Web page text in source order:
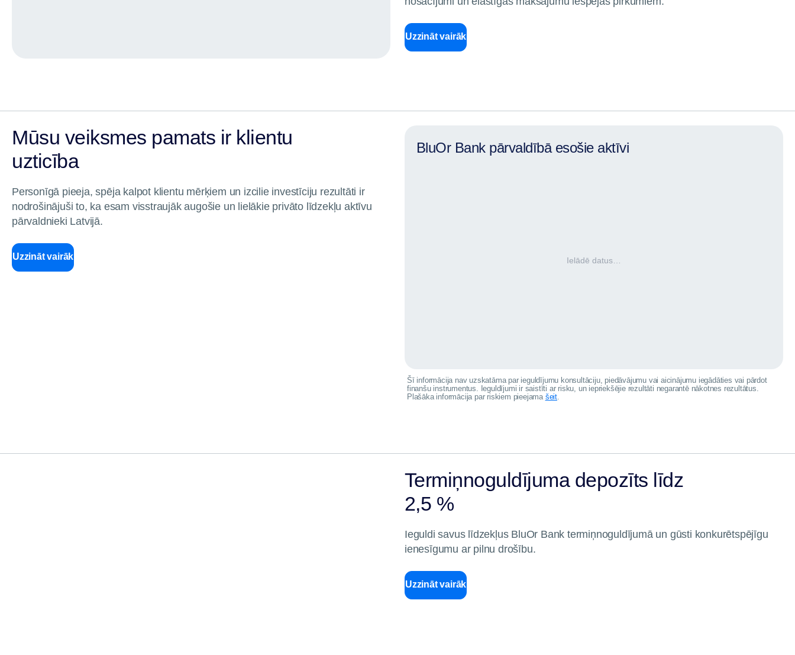
Uzzināt vairāk
Mūsu veiksmes pamats ir klientu
uzticība
Personīgā pieeja, spēja kalpot klientu mērķiem un izcilie investīciju rezultāti ir
nodrošinājuši to, ka esam visstraujāk augošie un lielākie privāto līdzekļu aktīvu
pārvaldnieki Latvijā.
Uzzināt vairāk
BluOr Bank pārvaldībā esošie aktīvi
Ielādē datus…
Šī informācija nav uzskatāma par ieguldījumu konsultāciju, piedāvājumu vai aicinājumu iegādāties vai pārdot
finanšu instrumentus. Ieguldījumi ir saistīti ar risku, un iepriekšējie rezultāti negarantē nākotnes rezultātus.
Plašāka informācija par riskiem pieejama šeit.
Termiņnoguldījuma depozīts līdz
2,5 %
Ieguldi savus līdzekļus BluOr Bank termiņnoguldījumā un gūsti konkurētspējīgu
ienesīgumu ar pilnu drošību.
Uzzināt vairāk